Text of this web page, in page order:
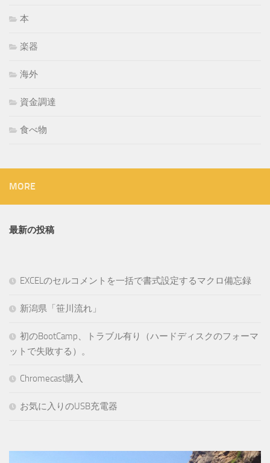
本
楽器
海外
資金調達
食べ物
MORE
最新の投稿
EXCELのセルコメントを一括で書式設定するマクロ備忘録
新潟県「笹川流れ」
初のBootCamp、トラブル有り（ハードディスクのフォーマ
ットで失敗する）。
Chromecast購入
お気に入りのUSB充電器